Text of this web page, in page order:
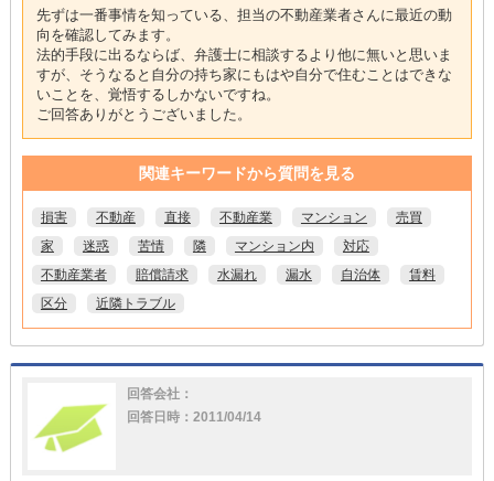
先ずは一番事情を知っている、担当の不動産業者さんに最近の動
向を確認してみます。
法的手段に出るならば、弁護士に相談するより他に無いと思いま
すが、そうなると自分の持ち家にもはや自分で住むことはできな
いことを、覚悟するしかないですね。
ご回答ありがとうございました。
関連キーワードから質問を見る
損害 不動産 直接 不動産業 マンション
売買
家
迷惑 苦情 隣 マンション内
対応
不動産業者
賠償請求 水漏れ 漏水 自治体
賃料
区分
近隣トラブル
回答会社：
回答日時：2011/04/14